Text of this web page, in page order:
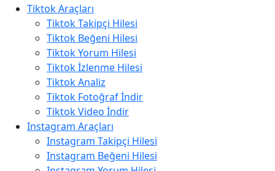
Tiktok Araçları
Tiktok Takipçi Hilesi
Tiktok Beğeni Hilesi
Tiktok Yorum Hilesi
Tiktok İzlenme Hilesi
Tiktok Analiz
Tiktok Fotoğraf İndir
Tiktok Video İndir
Instagram Araçları
Instagram Takipçi Hilesi
Instagram Beğeni Hilesi